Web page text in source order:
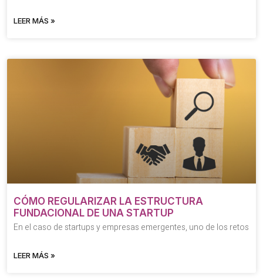
LEER MÁS »
CÓMO REGULARIZAR LA ESTRUCTURA
FUNDACIONAL DE UNA STARTUP
En el caso de startups y empresas emergentes, uno de los retos
LEER MÁS »